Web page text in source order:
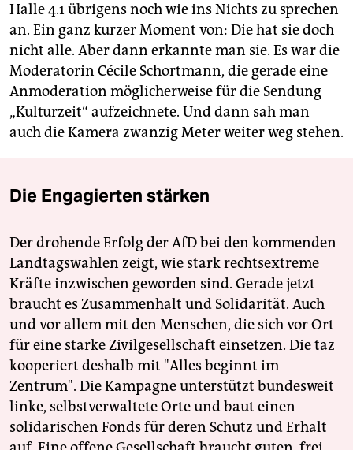
Halle 4.1 übrigens noch wie ins Nichts zu sprechen
an. Ein ganz kurzer Moment von: Die hat sie doch
nicht alle. Aber dann erkannte man sie. Es war die
Moderatorin Cécile Schortmann, die gerade eine
Anmoderation möglicherweise für die Sendung
„Kulturzeit“ aufzeichnete. Und dann sah man
auch die Kamera zwanzig Meter weiter weg stehen.
Die Engagierten stärken
Der drohende Erfolg der AfD bei den kommenden
Landtagswahlen zeigt, wie stark rechtsextreme
Kräfte inzwischen geworden sind. Gerade jetzt
braucht es Zusammenhalt und Solidarität. Auch
und vor allem mit den Menschen, die sich vor Ort
für eine starke Zivilgesellschaft einsetzen. Die taz
kooperiert deshalb mit "Alles beginnt im
Zentrum". Die Kampagne unterstützt bundesweit
linke, selbstverwaltete Orte und baut einen
solidarischen Fonds für deren Schutz und Erhalt